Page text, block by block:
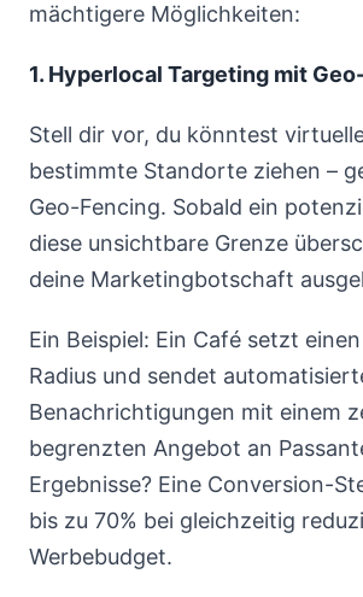
mächtigere Möglichkeiten:
1. Hyperlocal Targeting mit
Stell dir vor, du könntest
bestimmte Standorte ziehen –
Geo-Fencing. Sobald ein
diese unsichtbare Grenze
deine Marketingbotschaft
Ein Beispiel: Ein Café setzt
Radius und sendet
Benachrichtigungen mit einem
begrenzten Angebot an
Ergebnisse? Eine Conversion-
bis zu 70% bei gleichzeitig
Werbebudget.